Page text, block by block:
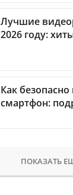
Лучшие
2026 году:
Как
смартфон:
ПОКАЗАТЬ